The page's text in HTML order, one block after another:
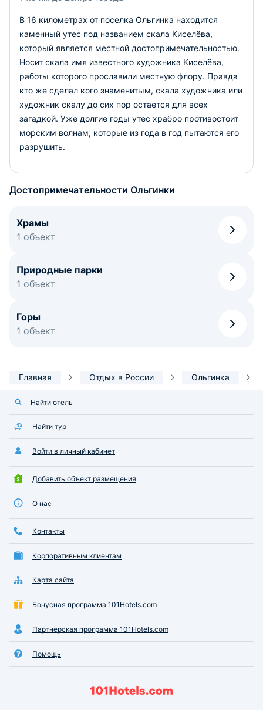
В 16 километрах от поселка Ольгинка находится
каменный утес под названием скала Киселёва,
который является местной достопримечательностью.
Носит скала имя известного художника Киселёва,
работы которого прославили местную флору. Правда
кто же сделал кого знаменитым, скала художника или
художник скалу до сих пор остается для всех
загадкой. Уже долгие годы утес храбро противостоит
морским волнам, которые из года в год пытаются его
разрушить.
Достопримечательности Ольгинки
Храмы
1 объект
Природные парки
1 объект
Горы
1 объект
Главная Отдых в России Ольгинка
Найти отель
Найти тур
Войти в личный кабинет
Добавить объект размещения
О нас
Контакты
Корпоративным клиентам
Карта сайта
Бонусная программа 101Hotels.com
Партнёрская программа 101Hotels.com
Помощь